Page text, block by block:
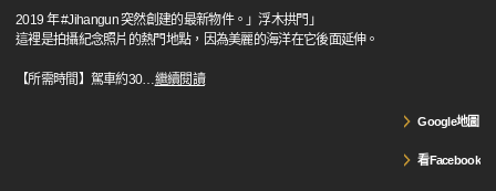
2019 年 #Jihangun 突然創建的最新物件。」浮木拱門」
這裡是拍攝紀念照片的熱門地點，因為美麗的海洋在它後面延伸。
【所需時間】駕車約30…繼續閱讀
Google地圖
看Facebook